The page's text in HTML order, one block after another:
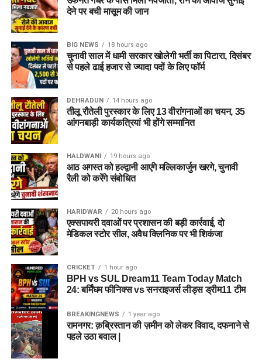
देने पर बची मासूम की जान
BIG NEWS 18 hours ago
चुनावी साल में धामी सरकार खोलेगी भर्ती का पिटारा, दिसंबर
से पहले ढाई हजार से ज्यादा पदों के लिए फॉर्म
DEHRADUN 14 hours ago
तीलू रौतेली पुरस्कार के लिए 13 वीरांगनाओं का चयन, 35
आंगनबाड़ी कार्यकत्रियां भी होंगे सम्मानित
HALDWANI 19 hours ago
आठ अगस्त को हल्द्वानी आएंगे मल्लिकार्जुन खरगे, चुनावी
रैली को करेंगे संबोधित
HARIDWAR 20 hours ago
एक्सपायरी दवाओं पर प्रशासन की बड़ी कार्रवाई, दो
मेडिकल स्टोर सील, अवैध क्लिनिक पर भी शिकंजा
CRICKET 1 hour ago
BPH vs SUL Dream11 Team Today Match
24: बर्मिंघम फीनिक्स vs सनराइजर्स लीड्स ड्रीम11 टीम
BREAKINGNEWS 1 year ago
रामनगर: क़ब्रिस्तान की ज़मीन को लेकर विवाद, दफनाने से
पहले उठा बवाल |